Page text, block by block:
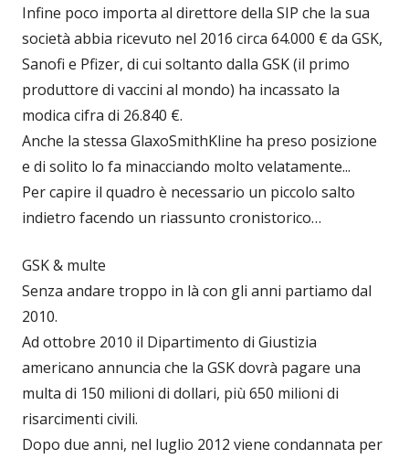
Infine poco importa al direttore della SIP che la sua
società abbia ricevuto nel 2016 circa 64.000 € da GSK,
Sanofi e Pfizer, di cui soltanto dalla GSK (il primo
produttore di vaccini al mondo) ha incassato la
modica cifra di 26.840 €.
Anche la stessa GlaxoSmithKline ha preso posizione
e di solito lo fa minacciando molto velatamente...
Per capire il quadro è necessario un piccolo salto
indietro facendo un riassunto cronistorico…
GSK & multe
Senza andare troppo in là con gli anni partiamo dal
2010.
Ad ottobre 2010 il Dipartimento di Giustizia
americano annuncia che la GSK dovrà pagare una
multa di 150 milioni di dollari, più 650 milioni di
risarcimenti civili.
Dopo due anni, nel luglio 2012 viene condannata per